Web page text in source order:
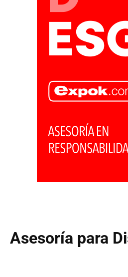
Asesoría para